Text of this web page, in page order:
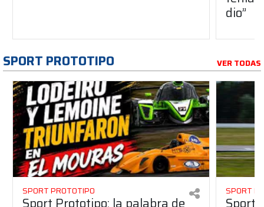
dio”
SPORT PROTOTIPO VER TODAS
SPORT PROTOTIPO SPORT